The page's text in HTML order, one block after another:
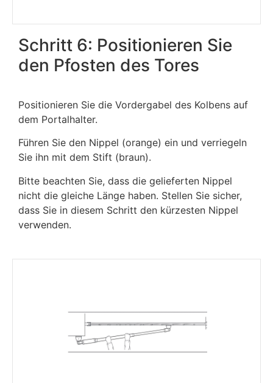
Schritt 6: Positionieren Sie
den Pfosten des Tores
Positionieren Sie die Vordergabel des Kolbens auf
dem Portalhalter.
Führen Sie den Nippel (orange) ein und verriegeln
Sie ihn mit dem Stift (braun).
Bitte beachten Sie, dass die gelieferten Nippel
nicht die gleiche Länge haben. Stellen Sie sicher,
dass Sie in diesem Schritt den kürzesten Nippel
verwenden.